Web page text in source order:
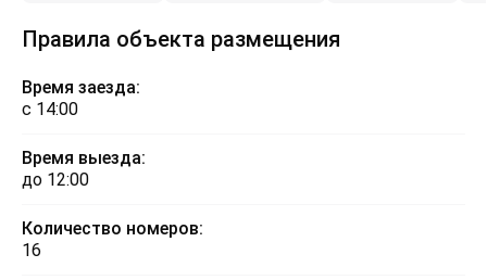
Правила объекта размещения
Время заезда:
с 14:00
Время выезда:
до 12:00
Количество номеров:
16